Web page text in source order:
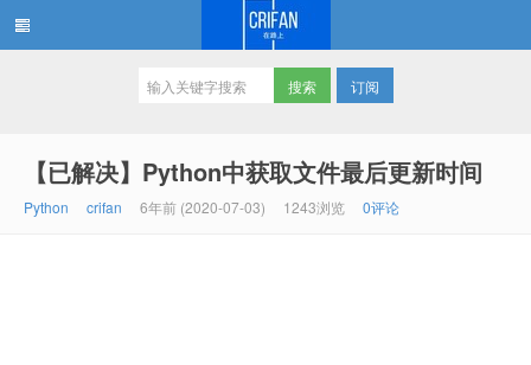
订阅
【已解决】Python中获取文件最后更新时间
Python crifan 6年前 (2020-07-03) 1243浏览 0评论